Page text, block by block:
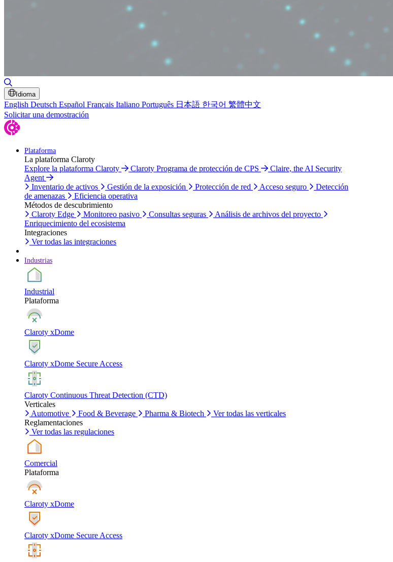
Idioma
English Deutsch Español Français Italiano Português 日本語 한국어 繁體中文
Solicitar una demostración
Plataforma
La plataforma Claroty
Explore la plataforma Claroty
Claroty Programa de protección de CPS
Claire, the AI Security
Agent
Inventario de activos
Gestión de la exposición Protección de red Acceso seguro
Detección
de amenazas
Eficiencia operativa
Métodos de descubrimiento
Claroty Edge
Monitoreo pasivo Consultas seguras
Análisis de archivos del proyecto
Enriquecimiento del ecosistema
Integraciones
Ver todas las integraciones
Industrias
Industrial
Plataforma
Claroty xDome
Claroty xDome Secure Access
Claroty Continuous Threat Detection (CTD)
Verticales
Automotive
Food & Beverage Pharma & Biotech
Ver todas las verticales
Reglamentaciones
Ver todas las regulaciones
Comercial
Plataforma
Claroty xDome
Claroty xDome Secure Access